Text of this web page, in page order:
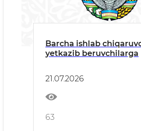
Barcha ishlab
yetkazib beruvchilarga
21.07.2026
63